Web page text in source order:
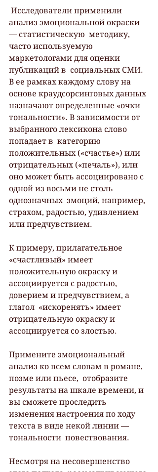
анализ эмоциональной окраски
— статистическую  методику,
часто используемую
маркетологами для оценки
публикаций в  социальных СМИ.
В ее рамках каждому слову на
основе краудсорсинговых данных
назначают определенные «очки
тональности». В зависимости от
выбранного лексикона слово
попадает в  категорию
положительных («счастье») или
отрицательных («печаль»), или
оно может быть ассоциировано с
одной из восьми не столь
однозначных  эмоций, например,
страхом, радостью, удивлением
или предчувствием.
К примеру, прилагательное
«счастливый» имеет
положительную окраску и
ассоциируется с радостью,
доверием и предчувствием, а
глагол  «искоренять» имеет
отрицательную окраску и
ассоциируется со злостью.
Примените эмоциональный
анализ ко всем словам в романе,
поэме или пьесе,  отобразите
результаты на шкале времени, и
вы сможете проследить
изменения настроения по ходу
текста в виде некой линии —
тональности  повествования.
Несмотря на несовершенство